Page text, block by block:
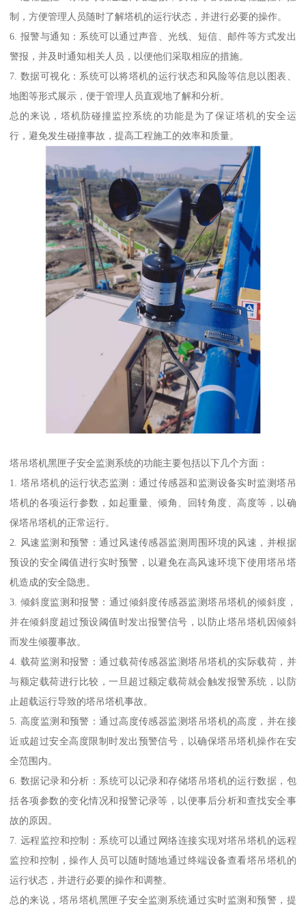
制，方便管理人员随时了解塔机的运行状态，并进行必要的操作。
6. 报警与通知：系统可以通过声音、光线、短信、邮件等方式发出
警报，并及时通知相关人员，以便他们采取相应的措施。
7. 数据可视化：系统可以将塔机的运行状态和风险等信息以图表、
地图等形式展示，便于管理人员直观地了解和分析。
总的来说，塔机防碰撞监控系统的功能是为了保证塔机的安全运
行，避免发生碰撞事故，提高工程施工的效率和质量。
塔吊塔机黑匣子安全监测系统的功能主要包括以下几个方面：
1. 塔吊塔机的运行状态监测：通过传感器和监测设备实时监测塔吊
塔机的各项运行参数，如起重量、倾角、回转角度、高度等，以确
保塔吊塔机的正常运行。
2. 风速监测和预警：通过风速传感器监测周围环境的风速，并根据
预设的安全阈值进行实时预警，以避免在高风速环境下使用塔吊塔
机造成的安全隐患。
3. 倾斜度监测和报警：通过倾斜度传感器监测塔吊塔机的倾斜度，
并在倾斜度超过预设阈值时发出报警信号，以防止塔吊塔机因倾斜
而发生倾覆事故。
4. 载荷监测和报警：通过载荷传感器监测塔吊塔机的实际载荷，并
与额定载荷进行比较，一旦超过额定载荷就会触发报警系统，以防
止超载运行导致的塔吊塔机事故。
5. 高度监测和预警：通过高度传感器监测塔吊塔机的高度，并在接
近或超过安全高度限制时发出预警信号，以确保塔吊塔机操作在安
全范围内。
6. 数据记录和分析：系统可以记录和存储塔吊塔机的运行数据，包
括各项参数的变化情况和报警记录等，以便事后分析和查找安全事
故的原因。
7. 远程监控和控制：系统可以通过网络连接实现对塔吊塔机的远程
监控和控制，操作人员可以随时随地通过终端设备查看塔吊塔机的
运行状态，并进行必要的操作和调整。
总的来说，塔吊塔机黑匣子安全监测系统通过实时监测和预警，提